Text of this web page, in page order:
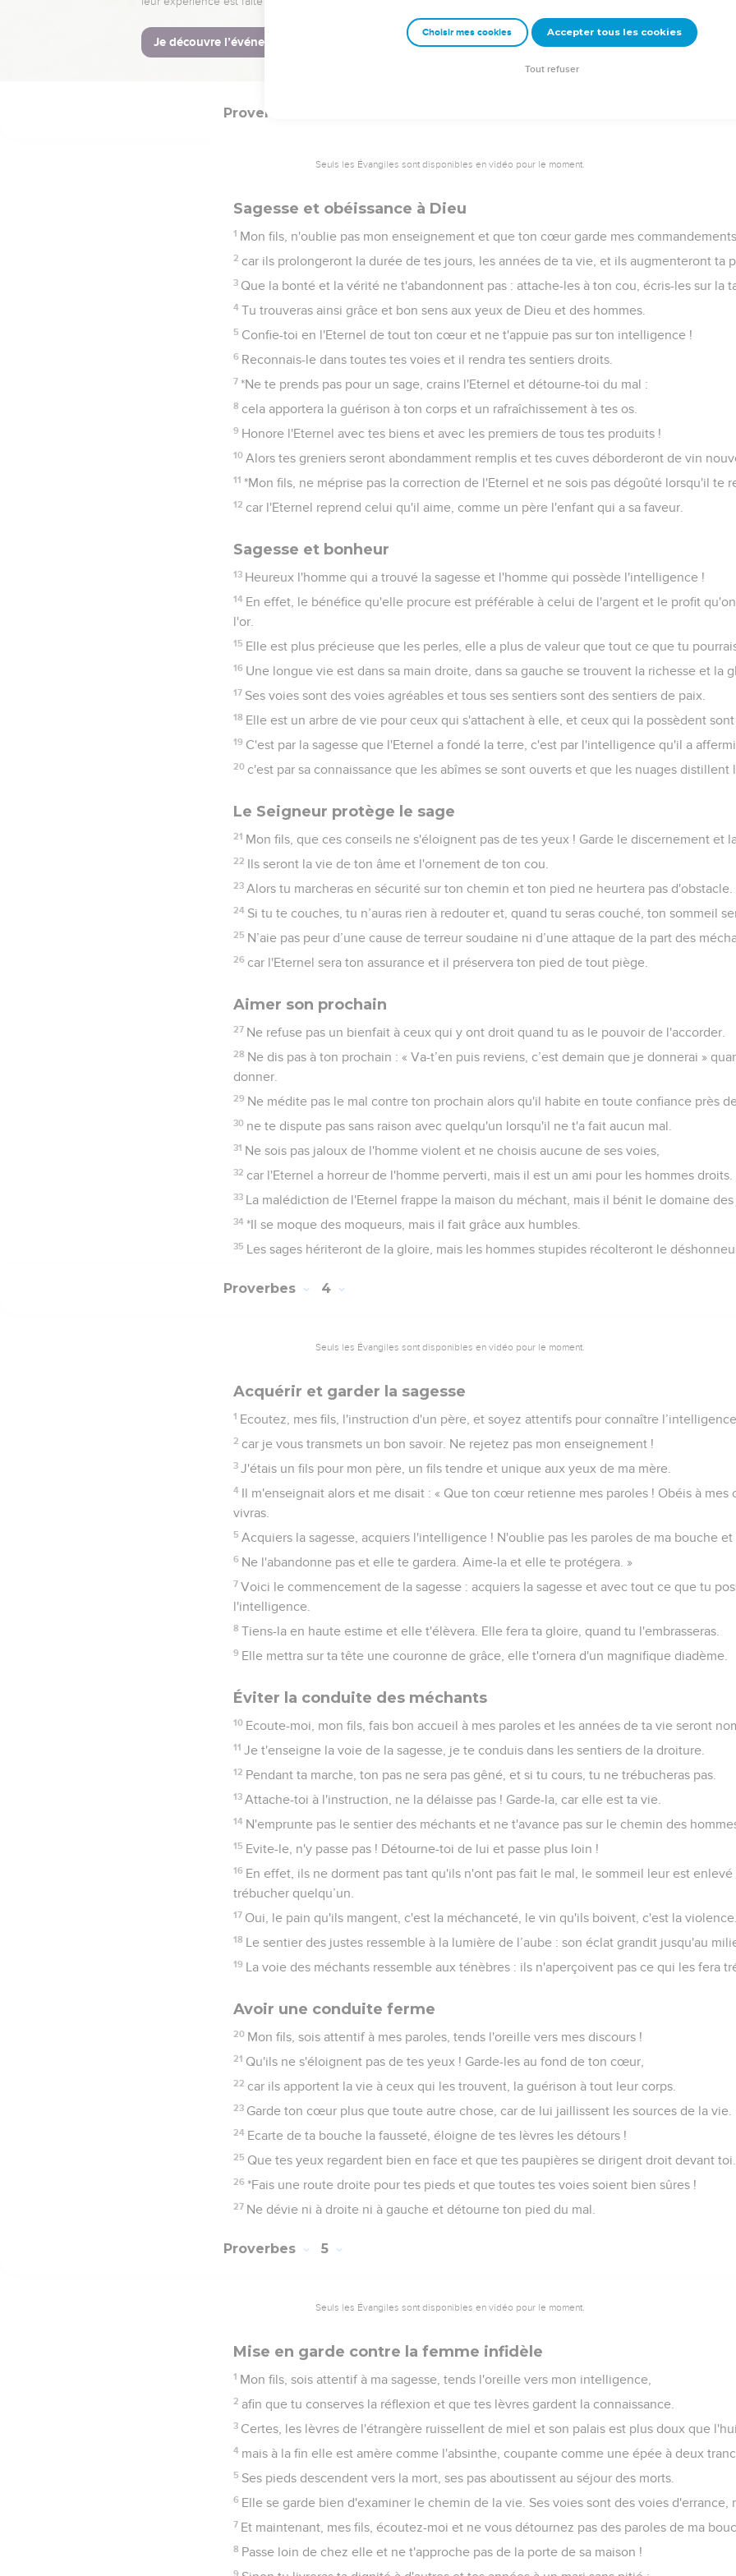
Tu marcheras ainsi sur la voie des hommes de bien, tu persévéreras sur les sentiers
21 En effet, les hommes droits habiteront le pays, les hommes intègres y resteront,
tandis que les méchants seront exclus du pays, les infidèles en seront arrachés.
Proverbes
Seuls les Évangiles sont disponibles en vidéo pour le moment.
Sagesse et obéissance à Dieu
1 Mon fils, n'oublie pas mon enseignement et que ton cœur garde mes commandements,
2 car ils prolongeront la durée de tes jours, les années de ta vie, et ils augmenteront ta
3 Que la bonté et la vérité ne t'abandonnent pas : attache-les à ton cou, écris-les sur la
4 Tu trouveras ainsi grâce et bon sens aux yeux de Dieu et des hommes.
5 Confie-toi en l'Eternel de tout ton cœur et ne t'appuie pas sur ton intelligence !
6 Reconnais-le dans toutes tes voies et il rendra tes sentiers droits.
7 *Ne te prends pas pour un sage, crains l'Eternel et détourne-toi du mal :
8 cela apportera la guérison à ton corps et un rafraîchissement à tes os.
9 Honore l'Eternel avec tes biens et avec les premiers de tous tes produits !
10 Alors tes greniers seront abondamment remplis et tes cuves déborderont de vin
11 *Mon fils, ne méprise pas la correction de l'Eternel et ne sois pas dégoûté lorsqu'il te
12 car l'Eternel reprend celui qu'il aime, comme un père l'enfant qui a sa faveur.
Sagesse et bonheur
13 Heureux l'homme qui a trouvé la sagesse et l'homme qui possède l'intelligence !
14 En effet, le bénéfice qu'elle procure est préférable à celui de l'argent et le profit
l'or.
15 Elle est plus précieuse que les perles, elle a plus de valeur que tout ce que tu
16 Une longue vie est dans sa main droite, dans sa gauche se trouvent la richesse et la
17 Ses voies sont des voies agréables et tous ses sentiers sont des sentiers de paix.
18 Elle est un arbre de vie pour ceux qui s'attachent à elle, et ceux qui la possèdent sont
19 C'est par la sagesse que l'Eternel a fondé la terre, c'est par l'intelligence qu'il a
20 c'est par sa connaissance que les abîmes se sont ouverts et que les nuages distillent
Le Seigneur protège le sage
21 Mon fils, que ces conseils ne s'éloignent pas de tes yeux ! Garde le discernement et
22 Ils seront la vie de ton âme et l'ornement de ton cou.
23 Alors tu marcheras en sécurité sur ton chemin et ton pied ne heurtera pas d'obstacle.
24 Si tu te couches, tu n’auras rien à redouter et, quand tu seras couché, ton sommeil
25 N’aie pas peur d’une cause de terreur soudaine ni d’une attaque de la part des
26 car l'Eternel sera ton assurance et il préservera ton pied de tout piège.
Aimer son prochain
27 Ne refuse pas un bienfait à ceux qui y ont droit quand tu as le pouvoir de l'accorder.
28 Ne dis pas à ton prochain : « Va-t’en puis reviens, c’est demain que je donnerai »
donner.
29 Ne médite pas le mal contre ton prochain alors qu'il habite en toute confiance près
30 ne te dispute pas sans raison avec quelqu'un lorsqu'il ne t'a fait aucun mal.
31 Ne sois pas jaloux de l'homme violent et ne choisis aucune de ses voies,
32 car l'Eternel a horreur de l'homme perverti, mais il est un ami pour les hommes droits.
33 La malédiction de l'Eternel frappe la maison du méchant, mais il bénit le domaine des
34 *Il se moque des moqueurs, mais il fait grâce aux humbles.
35 Les sages hériteront de la gloire, mais les hommes stupides récolteront le
Proverbes 4
Seuls les Évangiles sont disponibles en vidéo pour le moment.
Acquérir et garder la sagesse
1 Ecoutez, mes fils, l'instruction d'un père, et soyez attentifs pour connaître l’intelligence,
2 car je vous transmets un bon savoir. Ne rejetez pas mon enseignement !
3 J'étais un fils pour mon père, un fils tendre et unique aux yeux de ma mère.
4 Il m'enseignait alors et me disait : « Que ton cœur retienne mes paroles ! Obéis à mes
vivras.
5 Acquiers la sagesse, acquiers l'intelligence ! N'oublie pas les paroles de ma bouche
6 Ne l'abandonne pas et elle te gardera. Aime-la et elle te protégera. »
7 Voici le commencement de la sagesse : acquiers la sagesse et avec tout ce que tu
l'intelligence.
8 Tiens-la en haute estime et elle t'élèvera. Elle fera ta gloire, quand tu l'embrasseras.
9 Elle mettra sur ta tête une couronne de grâce, elle t'ornera d'un magnifique diadème.
Éviter la conduite des méchants
10 Ecoute-moi, mon fils, fais bon accueil à mes paroles et les années de ta vie seront
11 Je t'enseigne la voie de la sagesse, je te conduis dans les sentiers de la droiture.
12 Pendant ta marche, ton pas ne sera pas gêné, et si tu cours, tu ne trébucheras pas.
13 Attache-toi à l'instruction, ne la délaisse pas ! Garde-la, car elle est ta vie.
14 N'emprunte pas le sentier des méchants et ne t'avance pas sur le chemin des
15 Evite-le, n'y passe pas ! Détourne-toi de lui et passe plus loin !
16 En effet, ils ne dorment pas tant qu'ils n'ont pas fait le mal, le sommeil leur est
trébucher quelqu’un.
17 Oui, le pain qu'ils mangent, c'est la méchanceté, le vin qu'ils boivent, c'est la violence.
18 Le sentier des justes ressemble à la lumière de l’aube : son éclat grandit jusqu'au
19 La voie des méchants ressemble aux ténèbres : ils n'aperçoivent pas ce qui les fera
Avoir une conduite ferme
20 Mon fils, sois attentif à mes paroles, tends l'oreille vers mes discours !
21 Qu'ils ne s'éloignent pas de tes yeux ! Garde-les au fond de ton cœur,
22 car ils apportent la vie à ceux qui les trouvent, la guérison à tout leur corps.
23 Garde ton cœur plus que toute autre chose, car de lui jaillissent les sources de la vie.
24 Ecarte de ta bouche la fausseté, éloigne de tes lèvres les détours !
25 Que tes yeux regardent bien en face et que tes paupières se dirigent droit devant toi.
26 *Fais une route droite pour tes pieds et que toutes tes voies soient bien sûres !
27 Ne dévie ni à droite ni à gauche et détourne ton pied du mal.
Proverbes 5
Seuls les Évangiles sont disponibles en vidéo pour le moment.
Mise en garde contre la femme infidèle
1 Mon fils, sois attentif à ma sagesse, tends l'oreille vers mon intelligence,
2 afin que tu conserves la réflexion et que tes lèvres gardent la connaissance.
3 Certes, les lèvres de l'étrangère ruissellent de miel et son palais est plus doux que
4 mais à la fin elle est amère comme l'absinthe, coupante comme une épée à deux
5 Ses pieds descendent vers la mort, ses pas aboutissent au séjour des morts.
6 Elle se garde bien d'examiner le chemin de la vie. Ses voies sont des voies d'errance,
7 Et maintenant, mes fils, écoutez-moi et ne vous détournez pas des paroles de ma
8 Passe loin de chez elle et ne t'approche pas de la porte de sa maison !
9
Choisir mes cookies Accepter tous les cookies
Tout refuser